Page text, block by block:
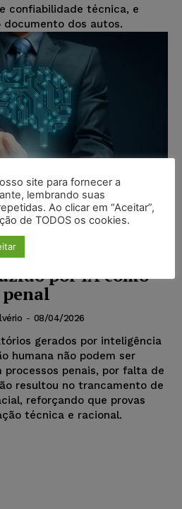
confiabilidade técnica, e
dos autos.
STJ rejeita
por IA como
penal
- 08/04/2026
gerados por inteligência
humana não podem ser
processos penais, por falta de
resultou no trancamento de
reforçando que provas
técnica e racional.
site para fornecer a
lembrando suas
Ao clicar em “Aceitar”,
de TODOS os cookies.